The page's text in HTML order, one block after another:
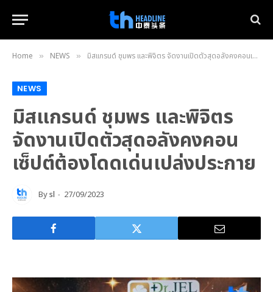
Home » NEWS » มิสแกรนด์ ชุมพร และพิจิตร จัดงานเปิดตัวสุดอลังคงคอนเซ็ปต์ต้องโดดเด่นเปล่งประกาย
NEWS
มิสแกรนด์ ชุมพร และพิจิตร
จัดงานเปิดตัวสุดอลังคงคอน
เซ็ปต์ต้องโดดเด่นเปล่งประกาย
Bysl 27/09/2023